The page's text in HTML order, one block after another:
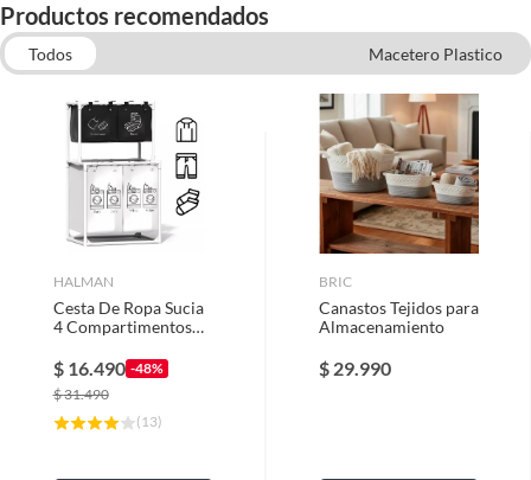
candelabros, para crear un ambiente acogedor y cálido.
Dale el toque final a tu decoración con estos artículos que
combinan a la perfección con el estilo de tus nuevos
Productos recomendados
Todos
Macetero Plastico
Canastos
Flores y plantas artificiales Organizadores
HALMAN
Cesta De Ropa Sucia
4 Compartimentos
$ 16.490 -48%
$31.490
( 13)
BRIC
Canastos Tejidos para
Almacenamiento
$ 29.990